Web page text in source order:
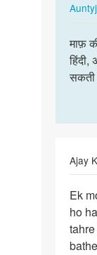
माफ़
कीजियेगा.
लेकिन
माफ़
हिंदी,
सकती
Ajay
Ek
month
ho
haya
Ek
ho